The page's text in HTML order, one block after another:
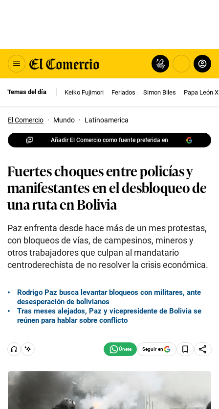
Temas del día Keiko Fujimori Feriados Simon Biles Papa León
El Comercio · Mundo · Latinoamerica
Añadir El Comercio como fuente preferida en
Fuertes choques entre policías y
manifestantes en el desbloqueo de
una ruta en Bolivia
Paz enfrenta desde hace más de un mes protestas,
con bloqueos de vías, de campesinos, mineros y
otros trabajadores que culpan al mandatario
centroderechista de no resolver la crisis económica.
Rodrigo Paz busca levantar bloqueos con militares, ante
desesperación de bolivianos
Tras meses alejados, Paz y vicepresidente de Bolivia se
reúnen para hablar sobre conflicto
Seguir en